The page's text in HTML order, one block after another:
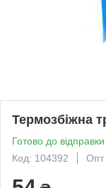
Термозбіжна
Готово до відправки
Код: 104392
Опт